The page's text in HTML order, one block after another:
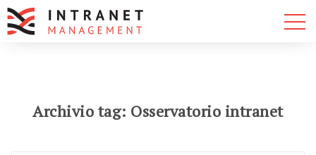
Archivio tag: Osservatorio intranet